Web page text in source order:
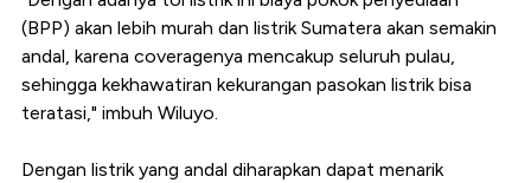
(BPP) akan lebih murah dan listrik Sumatera akan semakin
andal, karena coveragenya mencakup seluruh pulau,
sehingga kekhawatiran kekurangan pasokan listrik bisa
teratasi," imbuh Wiluyo.
Dengan listrik yang andal diharapkan dapat menarik